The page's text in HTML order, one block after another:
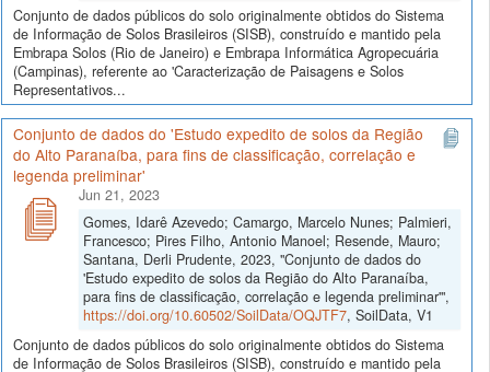
Conjunto de dados públicos do solo originalmente obtidos do Sistema
de Informação de Solos Brasileiros (SISB), construído e mantido pela
Embrapa Solos (Rio de Janeiro) e Embrapa Informática Agropecuária
(Campinas), referente ao 'Caracterização de Paisagens e Solos
Representativos...
Conjunto de dados do 'Estudo expedito de solos da Região
do Alto Paranaíba, para fins de classificação, correlação e
legenda preliminar'
Jun 21, 2023
Gomes, Idarê Azevedo; Camargo, Marcelo Nunes; Palmieri,
Francesco; Pires Filho, Antonio Manoel; Resende, Mauro;
Santana, Derli Prudente, 2023, "Conjunto de dados do
'Estudo expedito de solos da Região do Alto Paranaíba,
para fins de classificação, correlação e legenda preliminar'",
https://doi.org/10.60502/SoilData/OQJTF7, SoilData, V1
Conjunto de dados públicos do solo originalmente obtidos do Sistema
de Informação de Solos Brasileiros (SISB), construído e mantido pela